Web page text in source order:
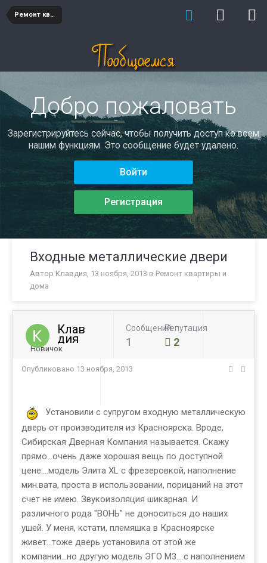
Ремонт квартиры и дома
Добро пожаловать
Зарегистрируйтесь сейчас, чтобы получить доступ ко всем
нашим функциям. Это сообщение будет удалено.
Войти
Регистрация
Входные металлические двери
Автор Клавдия, 13 ноября, 2013 в Ремонт квартиры и
дома
Клав
дия
Новичок
Сообщений
1
Репутация
2
Опубликовано 13 ноября, 2013
Установили с супругом входную металлическую
дверь от производителя из Красноярска. Вроде,
Сибирская Дверная Компания называется. Скажу
прямо...очень даже хорошая вещь по доступной
цене....модель Элита XL с фрезеровкой, наполнение
мин.вата, проста в использовании, порицаний на этот
счет не имею. Звукоизоляция шикарная. И
различного рода "ВОНЬ" не доноситься до наших
ушей. У меня, кстати, племяшка в Красноярске
живет...тоже дверь установила от этой же
компании...но другую модель ЭГО М3....с наполнением